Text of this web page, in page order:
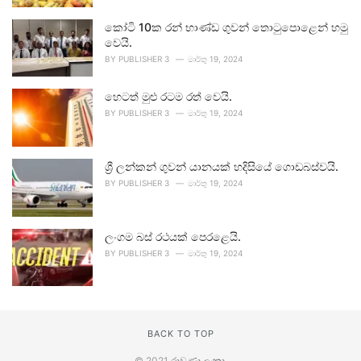
කෝටි 10ක රන් භාණ්ඩ ගුවන් තොටුපොළෙන් හමු
වෙයි.
BY PUBLISHER 3 මාර්තු 19, 2024
හෙටත් මුළු රටම රත් වෙයි.
BY PUBLISHER 3 මාර්තු 19, 2024
ශ්‍රී ලන්කන් ගුවන් යානයක් හදිසියේ ගොඩබස්වයි.
BY PUBLISHER 3 මාර්තු 19, 2024
ලංගම බස් රථයක් පෙරළෙයි.
BY PUBLISHER 3 මාර්තු 19, 2024
BACK TO TOP